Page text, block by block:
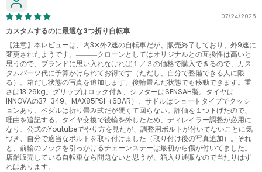
07/24/2025
カスタムするのに最適な3つ折り自転車
【注意】本レビューは、内3✕外2速の自転車だが、販売終了しており、外9速に
変更されたようです。―――クローンとしてはオリジナルとの互換性は高いと
思うので、ブランドに思い入れなければ１／３の価格で購入できるので、カス
タムパーツ代に予算かけられてお得です（ただし、自分で整備できる人に限
る）。箱だし状態の写真を追加します。後輪畳んだ状態でも移動できます。重
さは13.26kg。グリップはロック付き、シフターはSENSAH製。タイヤは
INNOVAの37-349、MAX85PSI（6BAR）、サドルはショートタイプでクッシ
ョンあり、ペダルは折り畳み式だが硬くて回らない。評価を１つ下げたので、
理由を追記する。タイヤ交換で後輪を外したため、ディレイラー調整が必用に
なり、公式のYoutubeでやり方を見たが、調整用ボルトが付いてないことに気
づき、自分で適当なボルトを取り付けました（取り付け後の写真追加）。それ
と、前輪のフックを引っかけるチェーンステーは最初から傷が付いてました。
店舗販売している自転車なら問題ないと思うが、箱入り通販なので当たりはず
れはあります。